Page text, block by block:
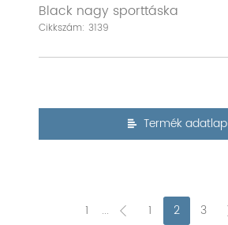
Black nagy sporttáska
Cikkszám: 3139
Termék adatlap
1 ... 1 2 3